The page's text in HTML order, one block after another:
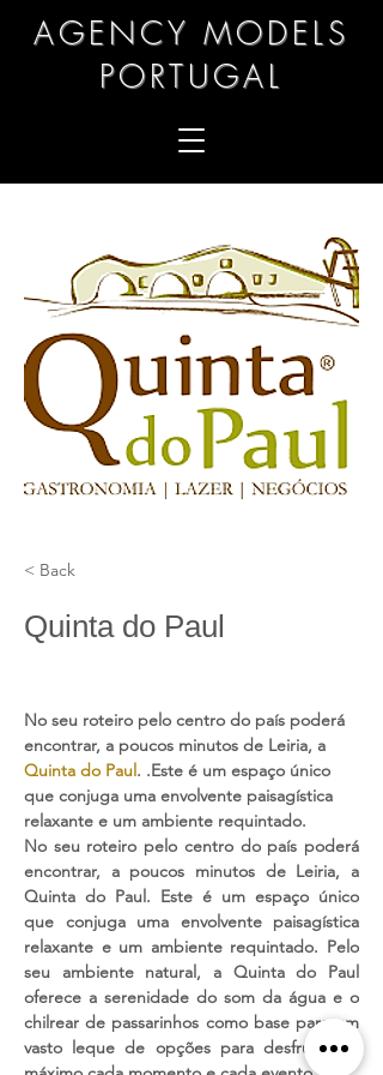
AGENCY MODELS
PORTUGAL
< Back
Quinta do Paul
No seu roteiro pelo centro do país poderá
encontrar, a poucos minutos de Leiria, a
Quinta do Paul. .Este é um espaço único
que conjuga uma envolvente paisagística
relaxante e um ambiente requintado.
No seu roteiro pelo centro do país poderá
encontrar, a poucos minutos de Leiria, a
Quinta do Paul. Este é um espaço único
que conjuga uma envolvente paisagística
relaxante e um ambiente requintado. Pelo
seu ambiente natural, a Quinta do Paul
oferece a serenidade do som da água e o
chilrear de passarinhos como base para um
vasto leque de opções para desfrutar ao